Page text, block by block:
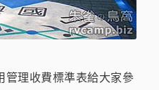
管理收費標準表給大家參